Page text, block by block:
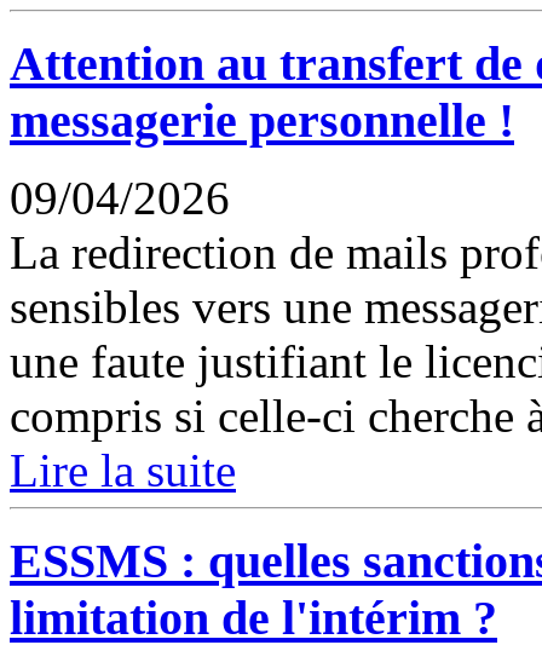
Attention au transfert de
messagerie personnelle !
09/04/2026
La redirection de mails
sensibles vers une
une faute justifiant le
compris si celle-ci cherche
Lire la suite
ESSMS : quelles
limitation de l'intérim ?